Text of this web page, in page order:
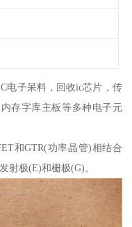
电子呆料，回收ic芯片，传
存字库主板等多种电子元
和GTR(功率晶管)相结合
射极(E)和栅极(G)。